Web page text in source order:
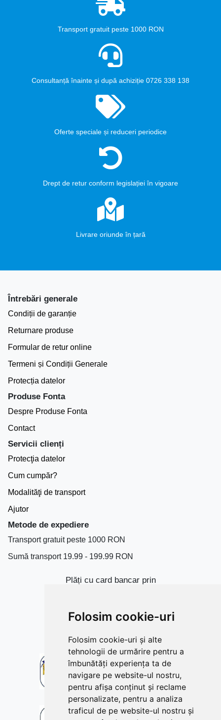
Folosim cookie-uri
Folosim cookie-uri și alte
tehnologii de urmărire pentru a
îmbunătăți experiența ta de
navigare pe website-ul nostru,
pentru afișa conținut și reclame
personalizate, pentru a analiza
traficul de pe website-ul nostru și
Transport gratuit peste 1000 RON
Consultanță înainte și după achiziție 0726 338 138
Oferte speciale și reduceri periodice
Drept de retur conform legislației în vigoare
Livrare oriunde în țară
Întrebări generale
Condiții de garanție
Returnare produse
Formular de retur online
Termeni și Condiții Generale
Protecția datelor
Produse Fonta
Despre Produse Fonta
Contact
Servicii clienți
Protecţia datelor
Cum cumpăr?
Modalităţi de transport
Ajutor
Metode de expediere
Transport gratuit peste 1000 RON
Sumă transport 19.99 - 199.99 RON
Plăți cu card bancar prin